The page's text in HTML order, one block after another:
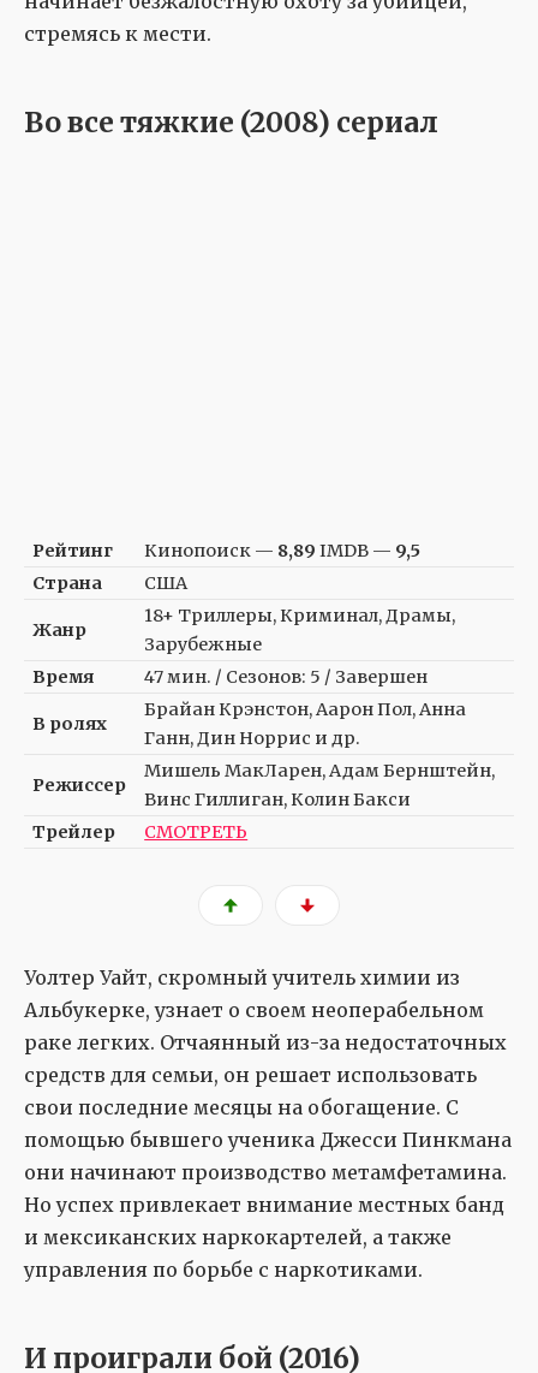
стремясь к мести.
Во все тяжкие (2008) сериал
Рейтинг Кинопоиск — 8,89 IMDB — 9,5
Страна
США
Жанр
18+ Триллеры, Криминал, Драмы,
Зарубежные
Время
47 мин. / Сезонов: 5 / Завершен
В ролях
Брайан Крэнстон, Аарон Пол, Анна
Ганн, Дин Норрис и др.
Режиссер
Мишель МакЛарен, Адам Бернштейн,
Винс Гиллиган, Колин Бакси
Трейлер
СМОТРЕТЬ
Уолтер Уайт, скромный учитель химии из
Альбукерке, узнает о своем неоперабельном
раке легких. Отчаянный из-за недостаточных
средств для семьи, он решает использовать
свои последние месяцы на обогащение. С
помощью бывшего ученика Джесси Пинкмана
они начинают производство метамфетамина.
Но успех привлекает внимание местных банд
и мексиканских наркокартелей, а также
управления по борьбе с наркотиками.
И проиграли бой (2016)